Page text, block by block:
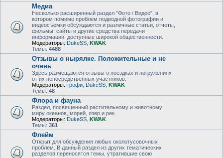
Медиа
Несколько расширенный раздел "Фото / Видео", в
котором помимо проблем подводной фотографии и
видеосъемки обсуждаются и различные статьи, отчеты,
фильмы, сайты и другие средства передачи
информации, доступные широкой общественности.
Модераторы: DukeSS KWAK
Темы: 4488
Отзывы о нырялке. Положительные и не
очень
Здесь размещаются отзывы о поездках и погружениях
от их непосредственных участников.
Модераторы: трофи DukeSS KWAK
Темы: 48
Флора и фауна
Раздел, посвященный растительному и животному
миру океанов, морей, озер и рек.
Модераторы: DukeSS KWAK
Темы: 361
Флейм
Открыт для обсуждения любых околотусовочных
проблем. В данный раздел из других тематических
разделов переносятся темы, утратившие свою